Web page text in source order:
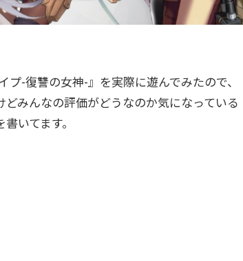
-復讐の女神-』を実際に遊んでみたので、
みんなの評価がどうなのか気になっている
いてます。